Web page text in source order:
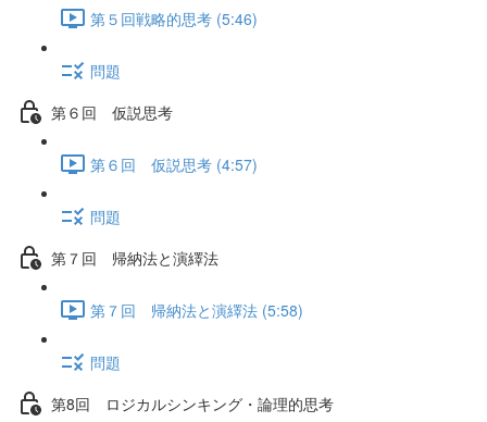
第５回戦略的思考 (5:46)
問題
第６回 仮説思考
第６回 仮説思考 (4:57)
問題
第７回 帰納法と演繹法
第７回 帰納法と演繹法 (5:58)
問題
第8回 ロジカルシンキング・論理的思考